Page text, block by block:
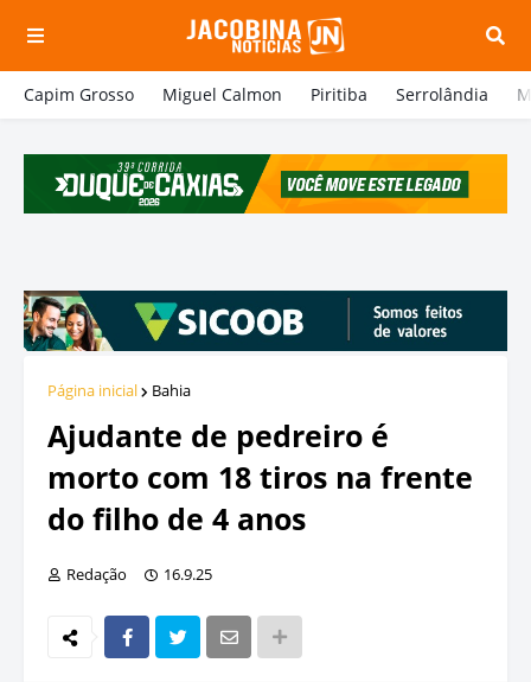
Capim Grosso Miguel Calmon Piritiba Serrolândia
Página inicial Bahia
Ajudante de pedreiro é
morto com 18 tiros na frente
do filho de 4 anos
Redação 16.9.25